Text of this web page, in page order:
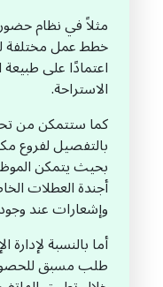
مثلاً في نظام
خطط عمل مختلفة
اعتمادًا على
الاستراحة.
كما ستتمكن من
بالتفصيل لفروع
بحيث يتمكن
أجندة العطلات
وإشعارات عند
أما بالنسبة
طلب مسبق